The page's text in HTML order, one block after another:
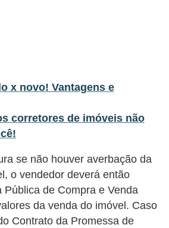
x novo! Vantagens e
corretores de imóveis não
se não houver averbação da
o vendedor deverá então
Pública de Compra e Venda
da venda do imóvel. Caso
Contrato da Promessa de